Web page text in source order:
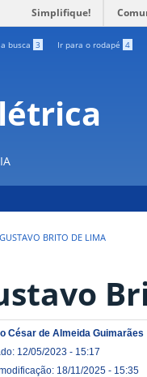
Simplifique!
busca 3 Ir para o rodapé 4
GUSTAVO BRITO DE LIMA
César de Almeida Guimarães
12/05/2023 - 15:17
18/11/2025 - 15:35